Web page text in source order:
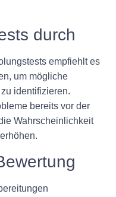
durch
empfiehlt es
um mögliche
identifizieren.
bereits vor der
Wahrscheinlichkeit